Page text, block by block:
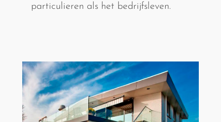
particulieren als het bedrijfsleven.